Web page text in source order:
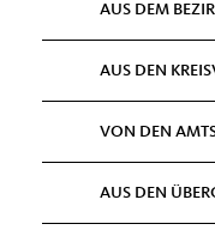
AUS DEM
AUS DEN
VON DEN
AUS DEN